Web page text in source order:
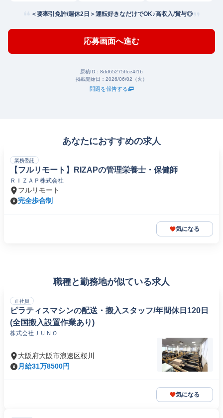
＜要牽引免許/週休2日＞運転好きなだけでOK♪高収入/賞与◎
応募画面へ進む
原稿ID： 8dd65275ffce4f1b
掲載開始日： 2026/06/02（火）
問題を報告する
あなたにおすすめの求人
業務委託
【フルリモート】RIZAPの管理栄養士・保健師
ＲＩＺＡＰ株式会社
フルリモート
完全歩合制
気になる
職種と勤務地が似ている求人
正社員
ピラティスマシンの配送・搬入スタッフ/年間休日120日
(全国搬入設置作業あり)
株式会社ＪＵＮＯ
大阪府大阪市浪速区桜川
月給31万8500円
気になる